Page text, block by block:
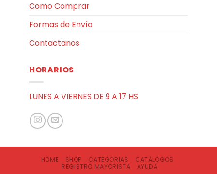
Como Comprar
Formas de Envío
Contactanos
HORARIOS
LUNES A VIERNES DE 9 A 17 HS
HOME SHOP CATEGORIAS
CATÁLOGOS
REGISTRO MAYORISTA
AYUDA